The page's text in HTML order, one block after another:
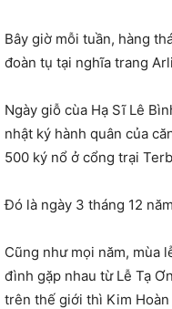
Bây giờ mỗi tuần, hàng
đoàn tụ tại nghĩa trang
Ngày giỗ cùa Hạ Sĩ Lê
nhật ký hành quân của
500 ký nổ ở cổng trại
Đó là ngày 3 tháng 12
Cũng như mọi năm, mùa
đình gặp nhau từ Lễ Tạ
trên thế giới thì Kim